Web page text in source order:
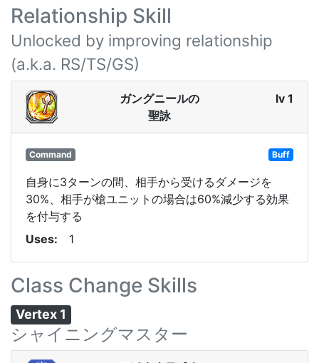
Relationship Skill
Unlocked by improving relationship
(a.k.a. RS/TS/GS)
ガングニールの
聖詠
lv 1
Command Buff
自身に3ターンの間、相手から受けるダメージを
30%、相手が槍ユニットの場合は60%減少する効果
を付与する
Uses
1
Class Change Skills
Vertex 1
シャイニングマスター